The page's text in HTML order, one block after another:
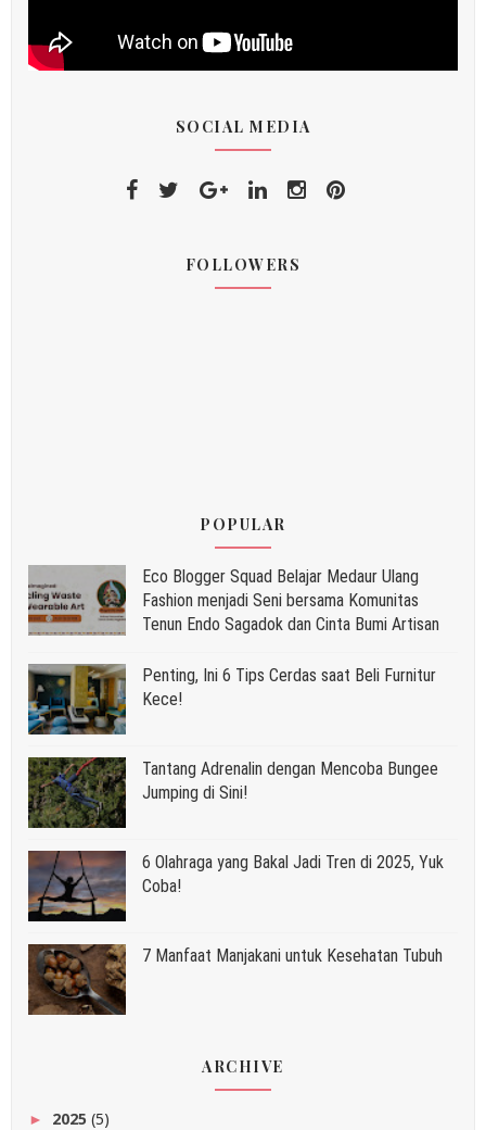
SOCIAL MEDIA
FOLLOWERS
POPULAR
Eco Blogger Squad Belajar Medaur Ulang
Fashion menjadi Seni bersama Komunitas
Tenun Endo Sagadok dan Cinta Bumi Artisan
Penting, Ini 6 Tips Cerdas saat Beli Furnitur
Kece!
Tantang Adrenalin dengan Mencoba Bungee
Jumping di Sini!
6 Olahraga yang Bakal Jadi Tren di 2025, Yuk
Coba!
7 Manfaat Manjakani untuk Kesehatan Tubuh
ARCHIVE
► 2025 (5)